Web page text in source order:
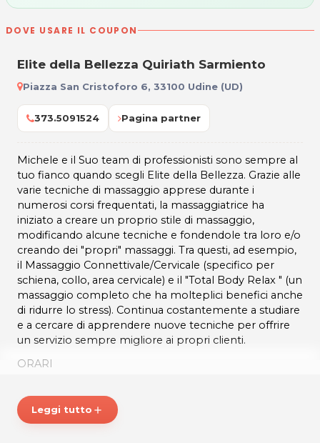
DOVE USARE IL COUPON
Elite della Bellezza Quiriath Sarmiento
Piazza San Cristoforo 6, 33100 Udine (UD)
373.5091524 Pagina partner
Michele e il Suo team di professionisti sono sempre al
tuo fianco quando scegli Elite della Bellezza. Grazie alle
varie tecniche di massaggio apprese durante i
numerosi corsi frequentati, la massaggiatrice ha
iniziato a creare un proprio stile di massaggio,
modificando alcune tecniche e fondendole tra loro e/o
creando dei "propri" massaggi. Tra questi, ad esempio,
il Massaggio Connettivale/Cervicale (specifico per
schiena, collo, area cervicale) e il "Total Body Relax " (un
massaggio completo che ha molteplici benefici anche
di ridurre lo stress). Continua costantemente a studiare
e a cercare di apprendere nuove tecniche per offrire
un servizio sempre migliore ai propri clienti.
ORARI
ELITE DELLA BELLEZZA (Quiriath Sarmiento -
Operatrice del Massaggio)
Leggi tutto add